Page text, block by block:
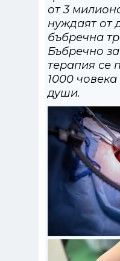
от 3
нуждаят от
бъбречна
Бъбречно
терапия се
1000
души.